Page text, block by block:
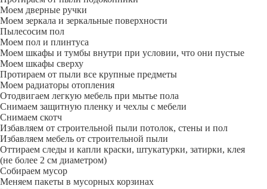
Моем дверные ручки
Моем зеркала и зеркальные поверхности
Пылесосим пол
Моем пол и плинтуса
Моем шкафы и тумбы внутри при условии, что они пустые
Моем шкафы сверху
Протираем от пыли все крупные предметы
Моем радиаторы отопления
Отодвигаем легкую мебель при мытье пола
Снимаем защитную пленку и чехлы с мебели
Снимаем скотч
Избавляем от строительной пыли потолок, стены и пол
Избавляем мебель от строительной пыли
Оттираем следы и капли краски, штукатурки, затирки, клея
(не более 2 см диаметром)
Собираем мусор
Меняем пакеты в мусорных корзинах